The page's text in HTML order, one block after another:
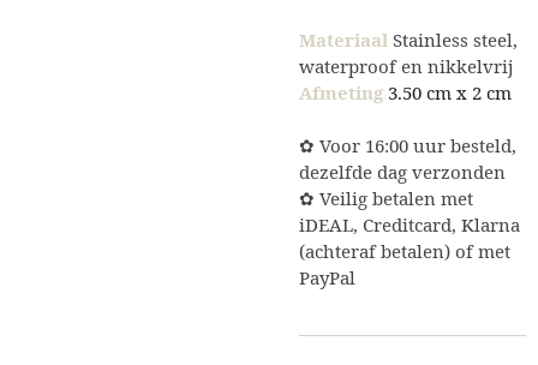
Materiaal Stainless steel,
waterproof en nikkelvrij
Afmeting 3.50 cm x 2 cm
✿ Voor 16:00 uur besteld,
dezelfde dag verzonden
✿ Veilig betalen met
iDEAL, Creditcard, Klarna
(achteraf betalen) of met
PayPal